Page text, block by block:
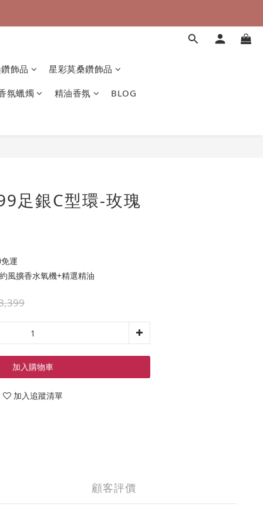
飾品 星彩莫桑鑽飾品
氛蠟燭 精油香氛 BLOG
足銀C型環-玫瑰
運
風擴香水氧機+精選精油
加入購物車
加入追蹤清單
顧客評價